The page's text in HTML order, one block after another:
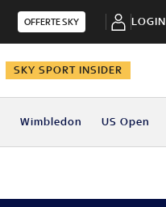
OFFERTE SKY LOGIN
SKY SPORT INSIDER
Wimbledon US Open